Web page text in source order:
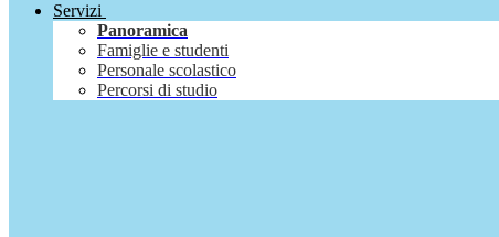
Servizi
Panoramica
Famiglie e studenti
Personale scolastico
Percorsi di studio